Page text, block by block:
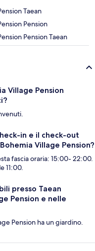
Taean
Pension
Pension Taean
Village Pension
in e il check-out
Village Pension?
fascia oraria: 15:00- 22:00.
11:00.
presso Taean
Pension e nelle
Pension ha un giardino.